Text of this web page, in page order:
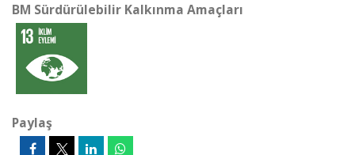
BM Sürdürülebilir Kalkınma Amaçları
Paylaş